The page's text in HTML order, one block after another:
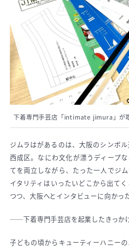
下着専門手芸店「intimate jimura」が
ジムラはがあるのは、大阪のシンボ
西成区。なにわ文化が漂うディープ
てを両立しながら、たった一人でジ
イタリティはいったいどこから出て
つつ、大阪へとインタビューに向かった
──下着専門手芸店を起業したきっか
子どもの頃からキューティーハニー